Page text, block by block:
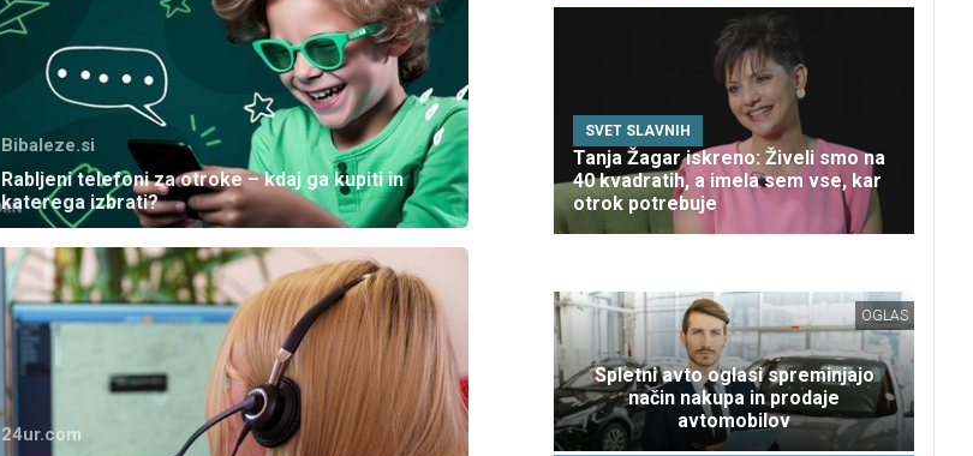
Bibaleze.si
Rabljeni telefoni za otroke – kdaj ga kupiti in
katerega izbrati?
24ur.com
SVET SLAVNIH
Tanja Žagar iskreno: Živeli smo na
40 kvadratih, a imela sem vse, kar
otrok potrebuje
OGLAS
Spletni avto oglasi spreminjajo
način nakupa in prodaje
avtomobilov